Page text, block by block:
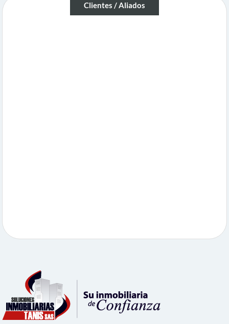
Clientes / Aliados